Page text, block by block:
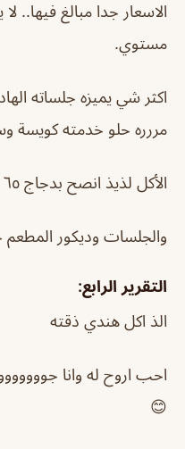
الاسعار جدا مبالغ فيها..
مستوي.
اكثر شي يميزه جلساته
مررره حلو خدمته كويسة
الأكل لذيذ انصح بدجاج ٦٥ وبرياني دجاج
والجلسات وديكور
التقرير الرابع:
الذ اكل هندي ذقته
احب اروح له وانا
😊